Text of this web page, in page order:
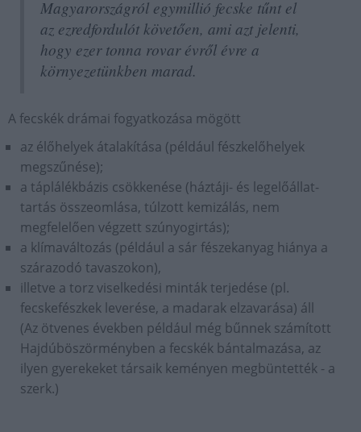
Magyarországról egymillió fecske tűnt el
az ezredfordulót követően, ami azt jelenti,
hogy ezer tonna rovar évről évre a
környezetünkben marad.
A fecskék drámai fogyatkozása mögött
az élőhelyek átalakítása (például fészkelőhelyek
megszűnése);
a táplálékbázis csökkenése (háztáji- és legelőállat-
tartás összeomlása, túlzott kemizálás, nem
megfelelően végzett szúnyogirtás);
a klímaváltozás (például a sár fészekanyag hiánya a
szárazodó tavaszokon),
illetve a torz viselkedési minták terjedése (pl.
fecskefészkek leverése, a madarak elzavarása) áll
(Az ötvenes években például még bűnnek számított
Hajdúböszörményben a fecskék bántalmazása, az
ilyen gyerekeket társaik keményen megbüntették - a
szerk.)